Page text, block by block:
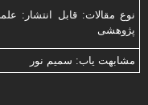
نوع مقالات: قابل انتشار:
پژوهشی
مشابهت ياب: سميم نور